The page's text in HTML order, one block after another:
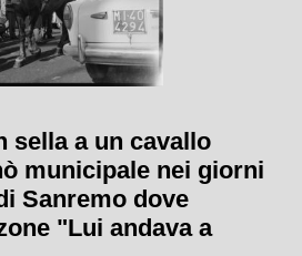
sella a un cavallo
municipale nei giorni
Sanremo dove
"Lui andava a